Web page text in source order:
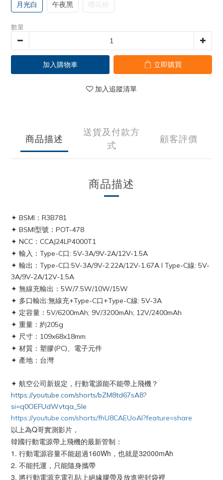
月光白 午夜黑 櫻花粉
數量
加入購物車 立即購買
加入追蹤清單
商品描述
送貨及付款方
式
顧客評價
商品描述
✦ BSMI：R3B781
✦ BSMI型號：POT-478
✦ NCC：CCAJ24LP4000T1
✦ 輸入：Type-C口: 5V-3A/9V-2A/12V-1.5A
✦ 輸出：Type-C口:5V-3A/9V-2.22A/12V-1.67A I Type-C線: 5V-
3A/9V-2A/12V-1.5A
✦ 無線充輸出：5W/7.5W/10W/15W
✦ 多口輸出:無線充+Type-C口+Type-C線: 5V-3A
✦ 定容量：5V/6200mAh; 9V/3200mAh; 12V/2400mAh
✦ 重量：約205g
✦ 尺寸：109x68x18mm
✦ 材質：塑膠(PC)、電子元件
✦ 產地：台灣
✦ 航空公司新規定，行動電源能不能帶上飛機？
https://youtube.com/shorts/bZM8td67sA8?
si=q0OEFUdWvtqa_5Ie
https://youtube.com/shorts/fhU8CAEUoAI?feature=share
以上為Q哥實測影片，
韓國行動電源帶上飛機的最新管制：
1. 行動電源容量不能超過160Wh，也就是32000mAh
2. 不能托運，只能隨身攜帶
3. 將行動電源充電孔貼上絕緣膠帶及放進密封袋裡